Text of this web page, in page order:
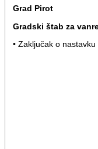
Grad Pirot
Gradski štab za
• Zaključak o